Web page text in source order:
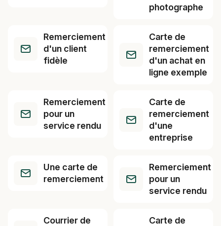
photographe
Remerciement
d'un client
fidèle
Carte de
remerciement
d'un achat en
ligne exemple
Remerciement
pour un
service rendu
Carte de
remerciement
d'une
entreprise
Une carte de
remerciement
Remerciement
pour un
service rendu
Courrier de
Carte de